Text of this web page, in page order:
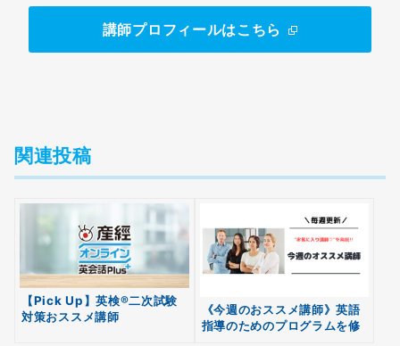
講師プロフィールはこちら
関連投稿
【Pick Up】英検®二次試験
対策おススメ講師
《今週のおススメ講師》英語
指導のためのプログラムを修
無料